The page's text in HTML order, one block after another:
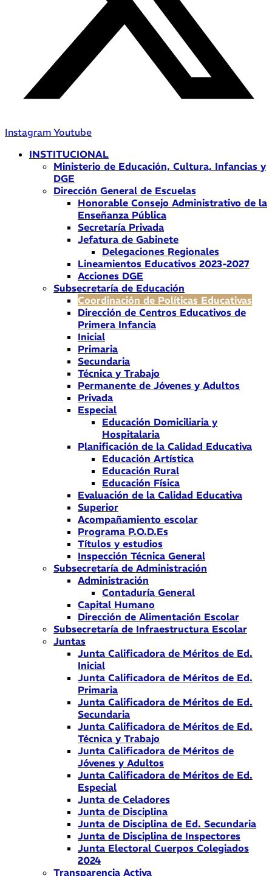
Instagram Youtube
INSTITUCIONAL
Ministerio de Educación, Cultura, Infancias y
DGE
Dirección General de Escuelas
Honorable Consejo Administrativo de la
Enseñanza Pública
Secretaría Privada
Jefatura de Gabinete
Delegaciones Regionales
Lineamientos Educativos 2023-2027
Acciones DGE
Subsecretaría de Educación
Coordinación de Políticas Educativas
Dirección de Centros Educativos de
Primera Infancia
Inicial
Primaria
Secundaria
Técnica y Trabajo
Permanente de Jóvenes y Adultos
Privada
Especial
Educación Domiciliaria y
Hospitalaria
Planificación de la Calidad Educativa
Educación Artística
Educación Rural
Educación Física
Evaluación de la Calidad Educativa
Superior
Acompañamiento escolar
Programa P.O.D.Es
Títulos y estudios
Inspección Técnica General
Subsecretaría de Administración
Administración
Contaduría General
Capital Humano
Dirección de Alimentación Escolar
Subsecretaría de Infraestructura Escolar
Juntas
Junta Calificadora de Méritos de Ed.
Inicial
Junta Calificadora de Méritos de Ed.
Primaria
Junta Calificadora de Méritos de Ed.
Secundaria
Junta Calificadora de Méritos de Ed.
Técnica y Trabajo
Junta Calificadora de Méritos de
Jóvenes y Adultos
Junta Calificadora de Méritos de Ed.
Especial
Junta de Celadores
Junta de Disciplina
Junta de Disciplina de Ed. Secundaria
Junta de Disciplina de Inspectores
Junta Electoral Cuerpos Colegiados
2024
Transparencia Activa